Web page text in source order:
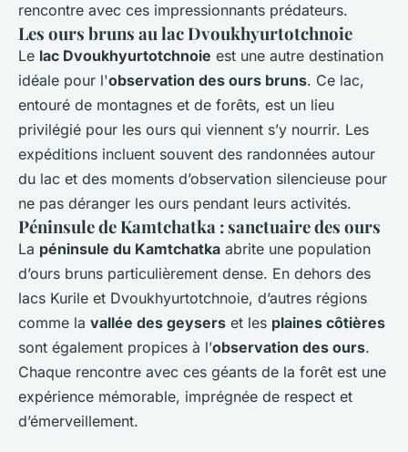
rencontre avec ces impressionnants prédateurs.
Les ours bruns au lac Dvoukhyurtotchnoie
Le lac Dvoukhyurtotchnoie est une autre destination
idéale pour l'observation des ours bruns. Ce lac,
entouré de montagnes et de forêts, est un lieu
privilégié pour les ours qui viennent s’y nourrir. Les
expéditions incluent souvent des randonnées autour
du lac et des moments d’observation silencieuse pour
ne pas déranger les ours pendant leurs activités.
Péninsule de Kamtchatka : sanctuaire des ours
La péninsule du Kamtchatka abrite une population
d’ours bruns particulièrement dense. En dehors des
lacs Kurile et Dvoukhyurtotchnoie, d’autres régions
comme la vallée des geysers et les plaines côtières
sont également propices à l’observation des ours.
Chaque rencontre avec ces géants de la forêt est une
expérience mémorable, imprégnée de respect et
d’émerveillement.